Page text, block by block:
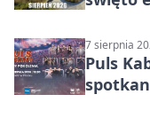
7 sierpnia
Puls